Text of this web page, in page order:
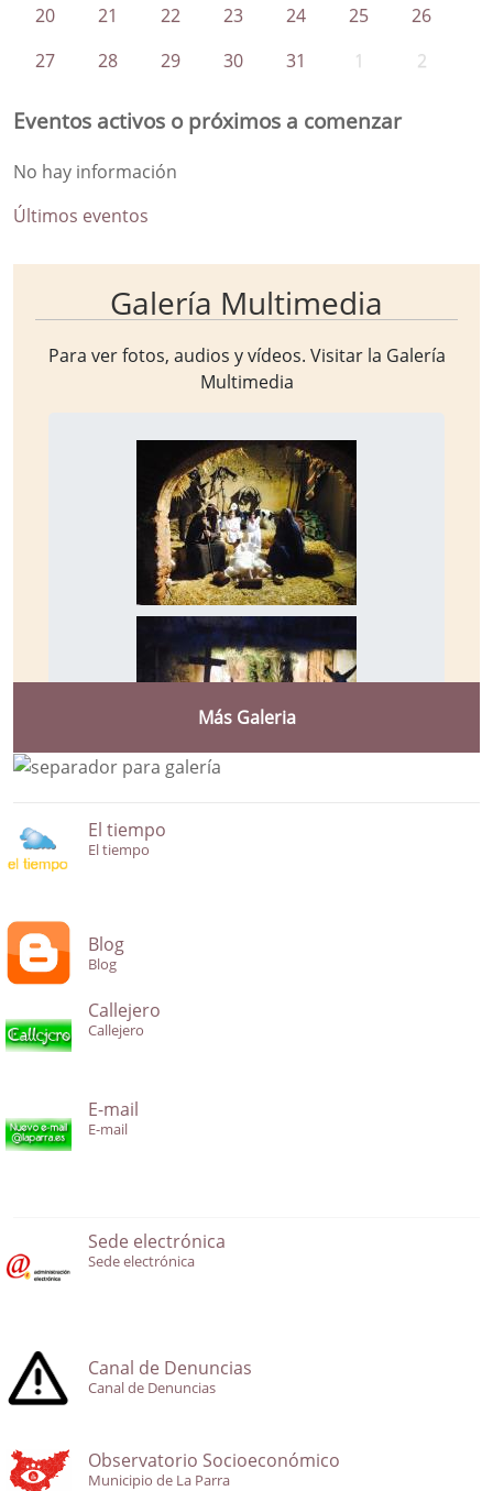
20 21 22 23 24 25
26
27
28 29 30 31 1 2
Eventos activos o próximos a comenzar
No hay información
Últimos eventos
Galería Multimedia
Para ver fotos, audios y vídeos. Visitar la Galería
Multimedia
Más Galeria
El tiempo
El tiempo
Blog
Blog
Callejero
Callejero
E-mail
E-mail
Sede electrónica
Sede electrónica
Canal de Denuncias
Canal de Denuncias
Observatorio Socioeconómico
Municipio de La Parra